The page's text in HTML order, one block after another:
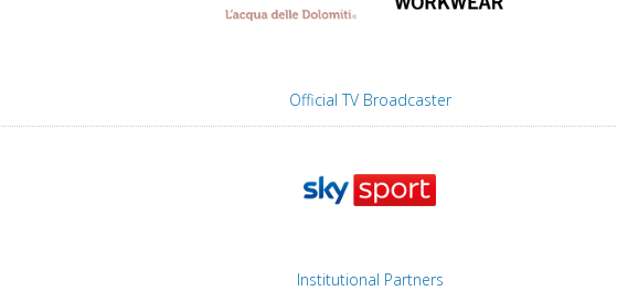
Official TV Broadcaster
Institutional Partners